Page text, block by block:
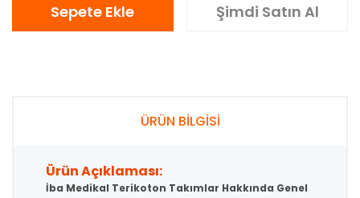
Sepete Ekle Şimdi Satın Al
ÜRÜN BİLGİSİ
Ürün Açıklaması:
İba Medikal Terikoton Takımlar Hakkında Genel